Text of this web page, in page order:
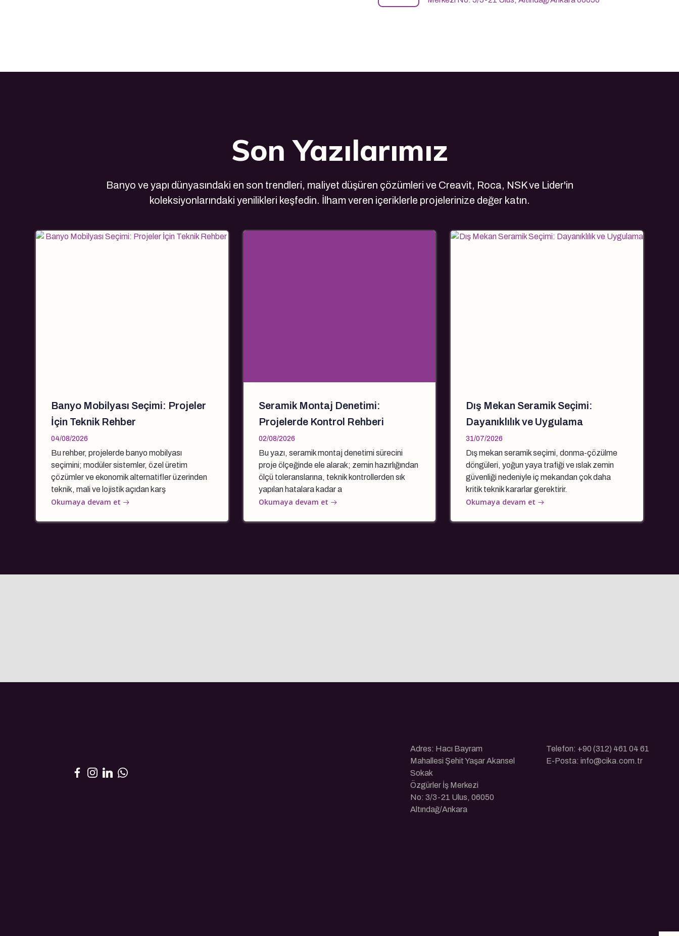
Son Yazılarımız
Banyo ve yapı dünyasındaki en son trendleri, maliyet düşüren çözümleri ve Creavit, Roca, NSK ve Lider'in
koleksiyonlarındaki yenilikleri keşfedin. İlham veren içeriklerle projelerinize değer katın.
Banyo Mobilyası Seçimi: Projeler
İçin Teknik Rehber
04/08/2026
Bu rehber, projelerde banyo mobilyası
seçimini; modüler sistemler, özel üretim
çözümler ve ekonomik alternatifler üzerinden
teknik, mali ve lojistik açıdan karş
Okumaya devam et
Seramik Montaj Denetimi:
Projelerde Kontrol Rehberi
02/08/2026
Bu yazı, seramik montaj denetimi sürecini
proje ölçeğinde ele alarak; zemin hazırlığından
ölçü toleranslarına, teknik kontrollerden sık
yapılan hatalara kadar a
Okumaya devam et
Dış Mekan Seramik Seçimi:
Dayanıklılık ve Uygulama
31/07/2026
Dış mekan seramik seçimi, donma-çözülme
döngüleri, yoğun yaya trafiği ve ıslak zemin
güvenliği nedeniyle iç mekandan çok daha
kritik teknik kararlar gerektirir.
Okumaya devam et
Adres: Hacı Bayram
Mahallesi Şehit Yaşar Akansel
Sokak
Özgürler İş Merkezi
No: 3/3-21 Ulus, 06050
Altındağ/Ankara
Telefon: +90 (312) 461 04 61
E-Posta: info@cika.com.tr